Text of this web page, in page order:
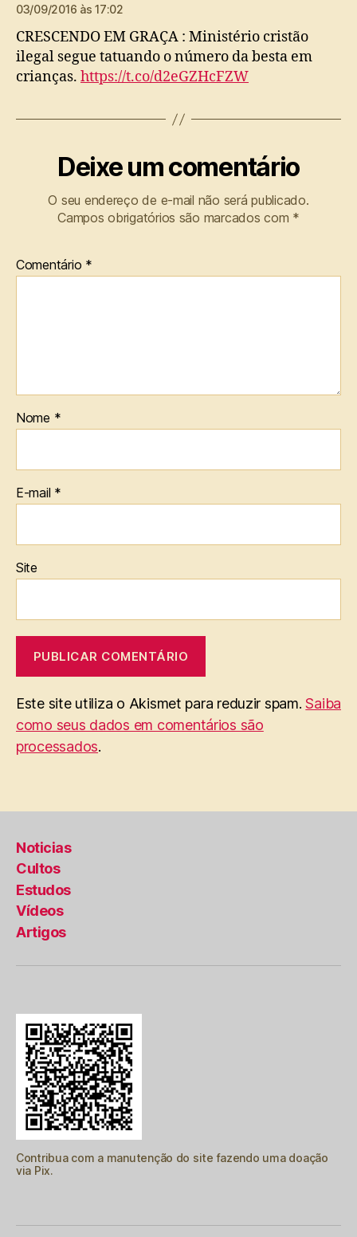
03/09/2016 às 17:02
CRESCENDO EM GRAÇA : Ministério cristão
ilegal segue tatuando o número da besta em
crianças. https://t.co/d2eGZHcFZW
Deixe um comentário
O seu endereço de e-mail não será publicado.
Campos obrigatórios são marcados com *
Comentário *
Nome *
E-mail *
Site
Este site utiliza o Akismet para reduzir spam.Saiba
como seus dados em comentários são
processados.
Noticias
Cultos
Estudos
Vídeos
Artigos
Contribua com a manutenção do site fazendo uma doação
via Pix.